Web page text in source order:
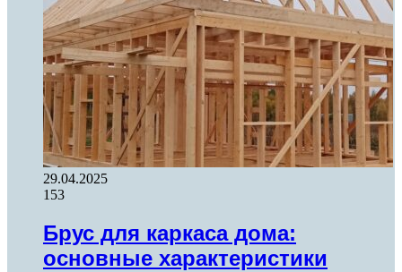
29.04.2025
153
Брус для каркаса дома:
основные характеристики